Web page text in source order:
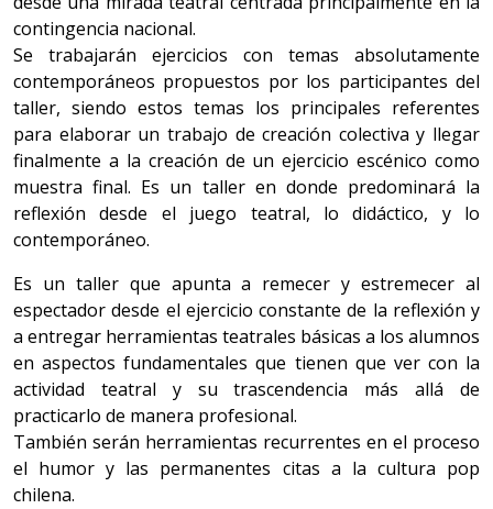
contingencia nacional.
Se trabajarán ejercicios con temas absolutamente
contemporáneos propuestos por los participantes del
taller, siendo estos temas los principales referentes
para elaborar un trabajo de creación colectiva y llegar
finalmente a la creación de un ejercicio escénico como
muestra final. Es un taller en donde predominará la
reflexión desde el juego teatral, lo didáctico, y lo
contemporáneo.
Es un taller que apunta a remecer y estremecer al
espectador desde el ejercicio constante de la reflexión y
a entregar herramientas teatrales básicas a los alumnos
en aspectos fundamentales que tienen que ver con la
actividad teatral y su trascendencia más allá de
practicarlo de manera profesional.
También serán herramientas recurrentes en el proceso
el humor y las permanentes citas a la cultura pop
chilena.